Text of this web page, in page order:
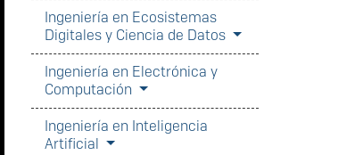
Ingeniería en Ecosistemas
Digitales y Ciencia de Datos
Ingeniería en Electrónica y
Computación
Ingeniería en Inteligencia
Artificial